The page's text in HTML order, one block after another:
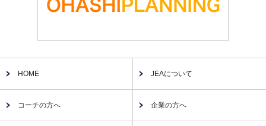
HOME JEAについて
コーチの方へ 企業の方へ